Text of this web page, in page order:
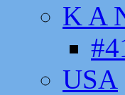
K A
USA